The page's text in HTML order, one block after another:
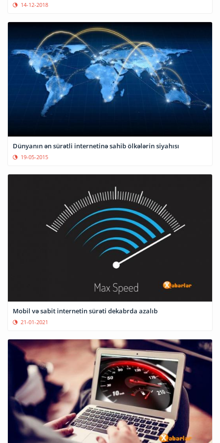
14-12-2018
Dünyanın ən sürətli internetinə sahib ölkələrin siyahısı
19-05-2015
Mobil və sabit internetin sürəti dekabrda azalıb
21-01-2021